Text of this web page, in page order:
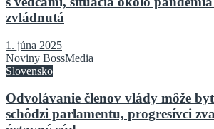
zvládnutá
1. júna 2025
Noviny BossMedia
Slovensko
Odvolávanie členov vlády môže
schôdzi parlamentu, progresívci